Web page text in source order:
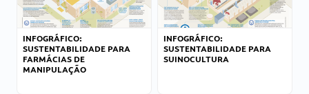
INFOGRÁFICO:
SUSTENTABILIDADE PARA
FARMÁCIAS DE
MANIPULAÇÃO
INFOGRÁFICO:
SUSTENTABILIDADE PARA
SUINOCULTURA